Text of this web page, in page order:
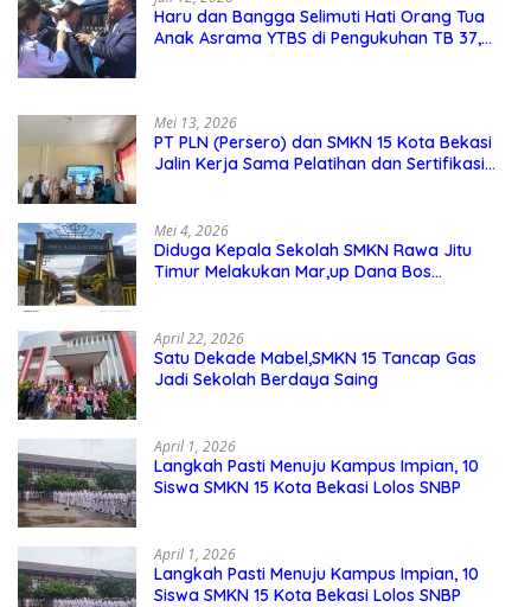
Haru dan Bangga Selimuti Hati Orang Tua
Anak Asrama YTBS di Pengukuhan TB 37,
Mei 13, 2026
PT PLN (Persero) dan SMKN 15 Kota Bekasi
Jalin Kerja Sama Pelatihan dan Sertifikasi
Mei 4, 2026
Diduga Kepala Sekolah SMKN Rawa Jitu
Timur Melakukan Mar,up Dana Bos
April 22, 2026
Satu Dekade Mabel,SMKN 15 Tancap Gas
Jadi Sekolah Berdaya Saing
April 1, 2026
Langkah Pasti Menuju Kampus Impian, 10
Siswa SMKN 15 Kota Bekasi Lolos SNBP
April 1, 2026
Langkah Pasti Menuju Kampus Impian, 10
Siswa SMKN 15 Kota Bekasi Lolos SNBP